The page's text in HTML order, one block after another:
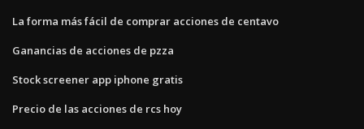
La forma más fácil de comprar acciones de centavo
Ganancias de acciones de pzza
Stock screener app iphone gratis
Precio de las acciones de rcs hoy